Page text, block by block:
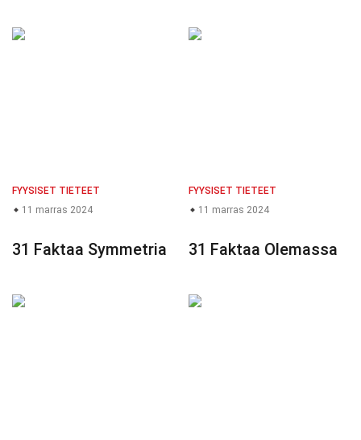
FYYSISET TIETEET
11 marras 2024
31 Faktaa Symmetria
FYYSISET TIETEET
11 marras 2024
31 Faktaa Olemassa